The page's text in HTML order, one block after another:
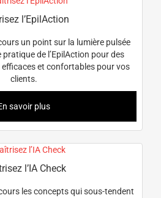
l’EpilAction
un point sur la lumière pulsée
de l’EpilAction pour des
et confortables pour vos
clients.
savoir plus
l’IA Check
les concepts qui sous-tendent